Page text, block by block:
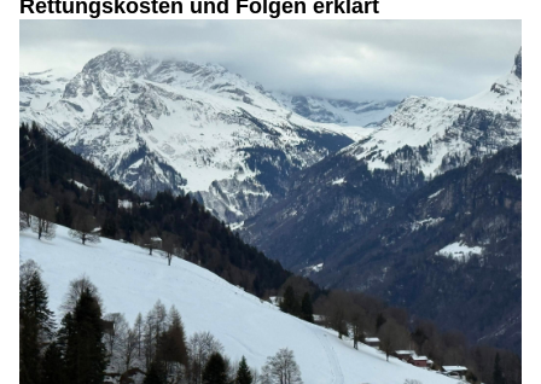
Rettungskosten und Folgen erklärt